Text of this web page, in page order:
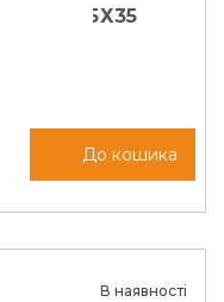
М12Х1, 5Х35
До кошика
В наявності